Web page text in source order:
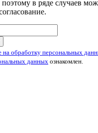
в ряде случаев
на обработку персональных
данных ознакомлен.